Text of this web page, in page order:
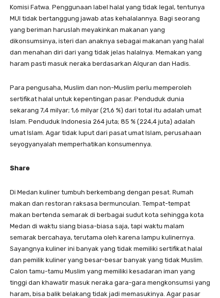
Komisi Fatwa. Penggunaan label halal yang tidak legal, tentunya
MUI tidak bertanggung jawab atas kehalalannya. Bagi seorang
yang beriman haruslah meyakinkan makanan yang
dikonsumsinya, isteri dan anaknya sebagai makanan yang halal
dan menahan diri dari yang tidak jelas halalnya. Memakan yang
haram pasti masuk neraka berdasarkan Alquran dan Hadis.
Para pengusaha, Muslim dan non-Muslim perlu memperoleh
sertifikat halal untuk kepentingan pasar. Penduduk dunia
sekarang 7,4 milyar; 1,6 milyar (21,6 %) dari total itu adalah umat
Islam. Penduduk Indonesia 264 juta; 85 % (224,4 juta) adalah
umat Islam. Agar tidak luput dari pasat umat Islam, perusahaan
seyogyanyalah memperhatikan konsumennya.
Share
Di Medan kuliner tumbuh berkembang dengan pesat. Rumah
makan dan restoran raksasa bermunculan. Tempat-tempat
makan bertenda semarak di berbagai sudut kota sehingga kota
Medan di waktu siang biasa-biasa saja, tapi waktu malam
semarak bercahaya, terutama oleh karena lampu kulinernya.
Sayangnya kuliner ini banyak yang tidak memiliki sertifikat halal
dan pemilik kuliner yang besar-besar banyak yang tidak Muslim.
Calon tamu-tamu Muslim yang memiliki kesadaran iman yang
tinggi dan khawatir masuk neraka gara-gara mengkonsumsi yang
haram, bisa balik belakang tidak jadi memasukinya. Agar pasar